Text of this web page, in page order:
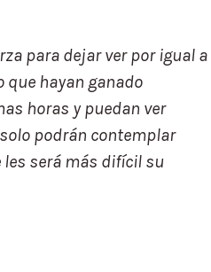
para dejar ver por igual a
que hayan ganado
horas y puedan ver
podrán contemplar
les será más difícil su